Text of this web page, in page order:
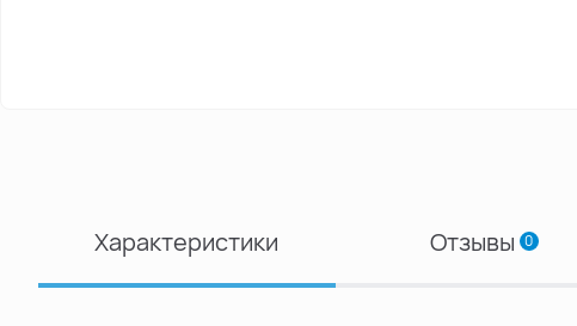
Характеристики Отзывы 0